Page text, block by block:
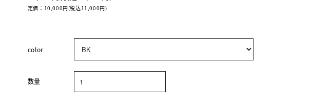
定価：10,000円(税込11,000円)
color
数量